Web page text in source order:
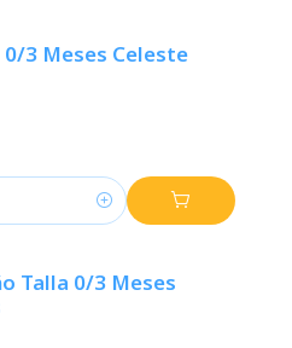
3 Meses Celeste
Talla 0/3 Meses